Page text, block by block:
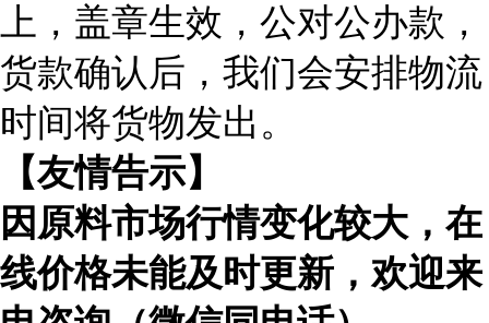
上，盖章生效，公对公办款，
货款确认后，我们会安排物流
时间将货物发出。
【友情告示】
因原料市场行情变化较大，在
线价格未能及时更新，欢迎来